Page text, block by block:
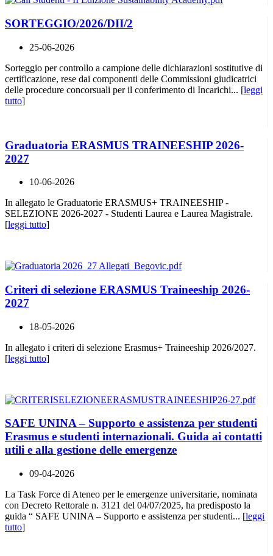
SORTEGGIO/2026/DII/2
25-06-2026
Sorteggio per controllo a campione delle dichiarazioni sostitutive di
certificazione, rese dai componenti delle Commissioni giudicatrici
delle procedure concorsuali per il conferimento di Incarichi... [leggi
tutto]
Graduatoria ERASMUS TRAINEESHIP 2026-
2027
10-06-2026
In allegato le Graduatorie ERASMUS+ TRAINEESHIP -
SELEZIONE 2026-2027 - Studenti Laurea e Laurea Magistrale.
[leggi tutto]
Criteri di selezione ERASMUS Traineeship 2026-
2027
18-05-2026
In allegato i criteri di selezione Erasmus+ Traineeship 2026/2027.
[leggi tutto]
SAFE UNINA – Supporto e assistenza per studenti
Erasmus e studenti internazionali. Guida ai contatti
utili e alla gestione delle emergenze
09-04-2026
La Task Force di Ateneo per le emergenze universitarie, nominata
con Decreto Rettorale n. 3121 del 04/07/2025, ha predisposto la
guida “ SAFE UNINA – Supporto e assistenza per studenti... [leggi
tutto]